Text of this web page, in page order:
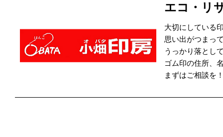
エコ・リ
大切にしている
思い出がつまっ
うっかり落とし
ゴム印の住所、
まずはご相談を